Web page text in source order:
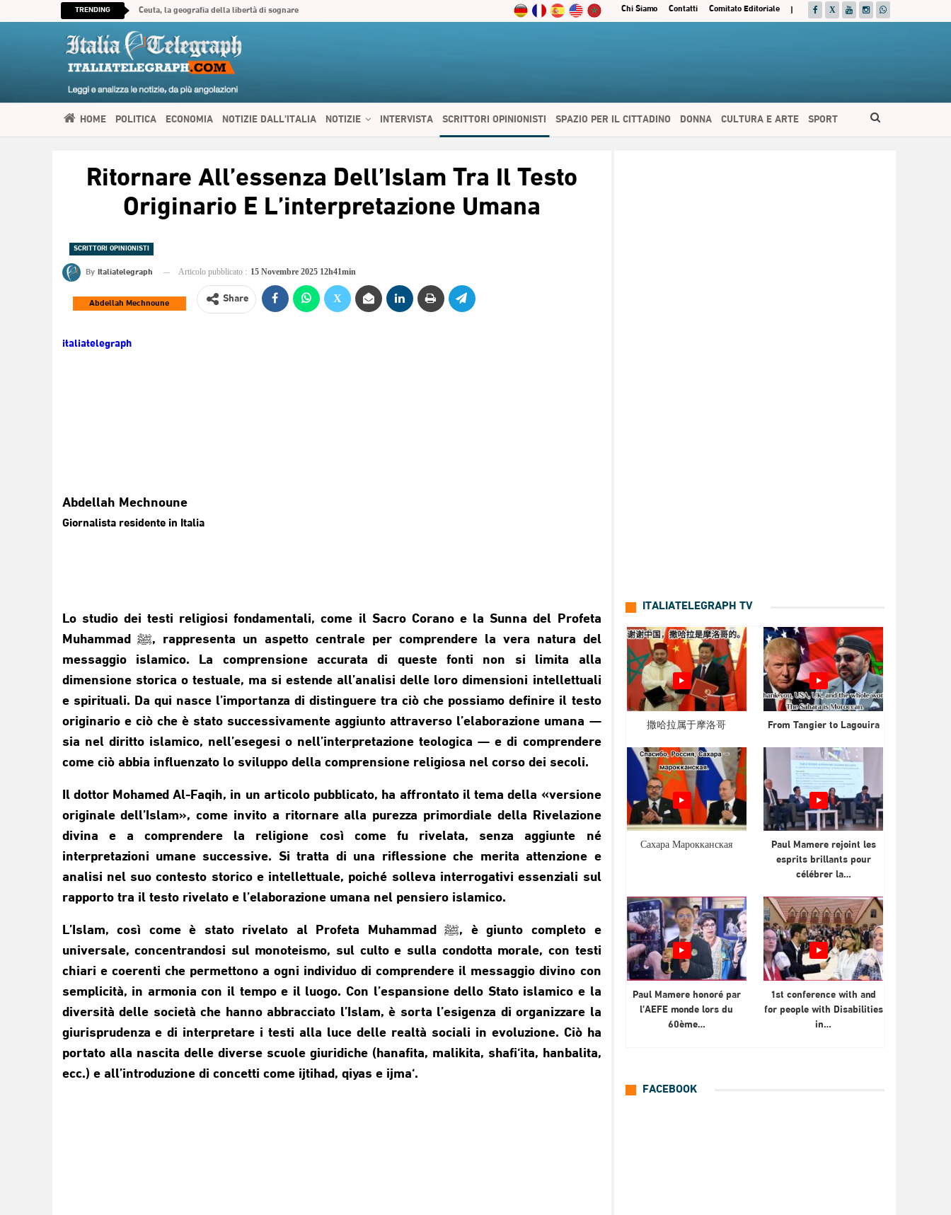
|
Comitato Editoriale
Contatti
Chi Siamo
TRENDING Ceuta, la geografia della libertà di sognare
HOME POLITICA ECONOMIA NOTIZIE DALL’ITALIA NOTIZIE INTERVISTA SCRITTORI OPINIONISTI SPAZIO PER IL CITTADINO DONNA CULTURA E ARTE SPORT
العربية
Ritornare All’essenza Dell’Islam Tra Il Testo
Originario E L’interpretazione Umana
SCRITTORI OPINIONISTI
By Italiatelegraph Articolo pubblicato : 15 Novembre 2025 12h41min
Abdellah Mechnoune Share
italiatelegraph
Abdellah Mechnoune
Giornalista residente in Italia
Lo studio dei testi religiosi fondamentali, come il Sacro Corano e la Sunna del Profeta
Muhammad ﷺ, rappresenta un aspetto centrale per comprendere la vera natura del
messaggio islamico. La comprensione accurata di queste fonti non si limita alla
dimensione storica o testuale, ma si estende all’analisi delle loro dimensioni intellettuali
e spirituali. Da qui nasce l’importanza di distinguere tra ciò che possiamo definire il testo
originario e ciò che è stato successivamente aggiunto attraverso l’elaborazione umana —
sia nel diritto islamico, nell’esegesi o nell’interpretazione teologica — e di comprendere
come ciò abbia influenzato lo sviluppo della comprensione religiosa nel corso dei secoli.
Il dottor Mohamed Al-Faqih, in un articolo pubblicato, ha affrontato il tema della «versione
originale dell’Islam», come invito a ritornare alla purezza primordiale della Rivelazione
divina e a comprendere la religione così come fu rivelata, senza aggiunte né
interpretazioni umane successive. Si tratta di una riflessione che merita attenzione e
analisi nel suo contesto storico e intellettuale, poiché solleva interrogativi essenziali sul
rapporto tra il testo rivelato e l’elaborazione umana nel pensiero islamico.
L’Islam, così come è stato rivelato al Profeta Muhammad ﷺ, è giunto completo e
universale, concentrandosi sul monoteismo, sul culto e sulla condotta morale, con testi
chiari e coerenti che permettono a ogni individuo di comprendere il messaggio divino con
semplicità, in armonia con il tempo e il luogo. Con l’espansione dello Stato islamico e la
diversità delle società che hanno abbracciato l’Islam, è sorta l’esigenza di organizzare la
giurisprudenza e di interpretare i testi alla luce delle realtà sociali in evoluzione. Ciò ha
portato alla nascita delle diverse scuole giuridiche (hanafita, malikita, shafi‘ita, hanbalita,
ecc.) e all’introduzione di concetti come ijtihad, qiyas e ijma‘.
ITALIATELEGRAPH TV
撒哈拉属于摩洛哥 From Tangier to Lagouira
Сахара Марокканская
Paul Mamere rejoint les
esprits brillants pour
célébrer la…
Paul Mamere honoré par
l’AEFE monde lors du
60ème…
1st conference with and
for people with Disabilities
in…
FACEBOOK